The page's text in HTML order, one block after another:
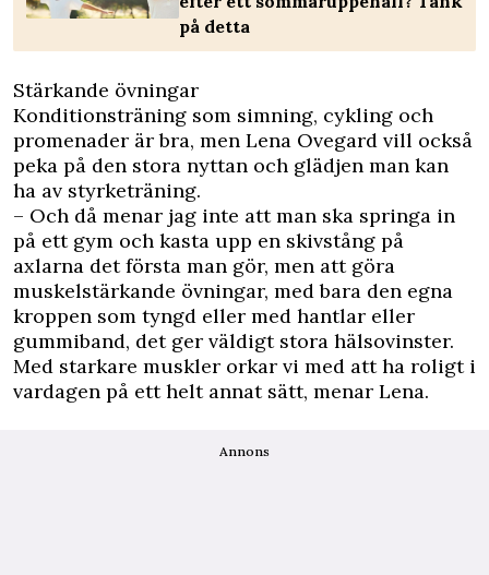
på detta
Stärkande övningar
Konditionsträning som simning, cykling och
promenader är bra, men Lena Ovegard vill också
peka på den stora nyttan och glädjen man kan
ha av styrketräning.
– Och då menar jag inte att man ska springa in
på ett gym och kasta upp en skivstång på
axlarna det första man gör, men att göra
muskelstärkande övningar, med bara den egna
kroppen som tyngd eller med hantlar eller
gummiband, det ger väldigt stora hälsovinster.
Med starkare muskler orkar vi med att ha roligt i
vardagen på ett helt annat sätt, menar Lena.
Annons